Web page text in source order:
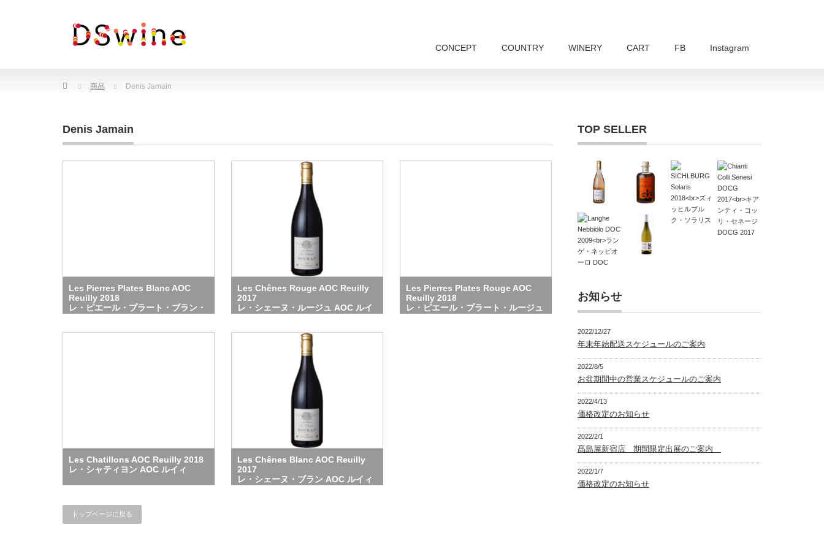
CONCEPT COUNTRY WINERY CART FB Instagram
Home 商品 Denis Jamain
Denis Jamain
Les Pierres Plates Blanc AOC
Reuilly 2018
レ・ピエール・プラート・ブラン・
Les Chênes Rouge AOC Reuilly
2017
レ・シェーヌ・ルージュ AOC ルイ
Les Pierres Plates Rouge AOC
Reuilly 2018
レ・ピエール・プラート・ルージュ
Les Chatillons AOC Reuilly 2018
レ・シャティヨン AOC ルイィ
Les Chênes Blanc AOC Reuilly
2017
レ・シェーヌ・ブラン AOC ルイィ
トップページに戻る
TOP SELLER
お知らせ
2022/12/27
年末年始配送スケジュールのご案内
2022/8/5
お盆期間中の営業スケジュールのご案内
2022/4/13
価格改定のお知らせ
2022/2/1
髙島屋新宿店 期間限定出展のご案内
2022/1/7
価格改定のお知らせ